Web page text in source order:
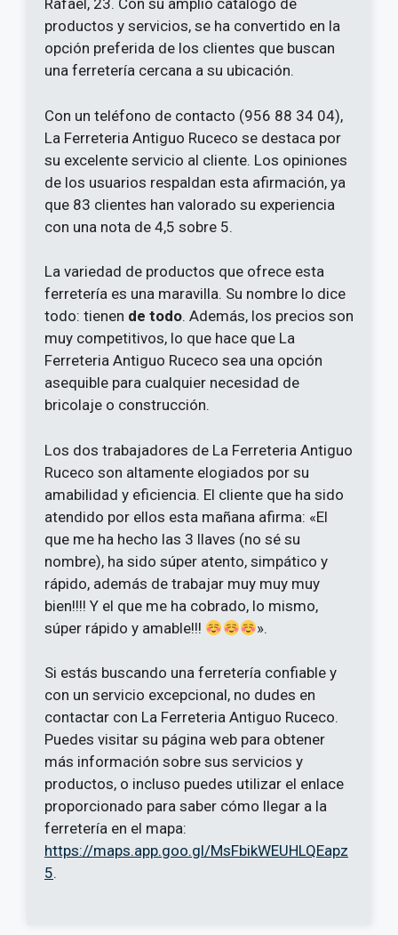
Rafael, 23. Con su amplio catálogo de
productos y servicios, se ha convertido en la
opción preferida de los clientes que buscan
una ferretería cercana a su ubicación.
Con un teléfono de contacto (956 88 34 04),
La Ferreteria Antiguo Ruceco se destaca por
su excelente servicio al cliente. Los opiniones
de los usuarios respaldan esta afirmación, ya
que 83 clientes han valorado su experiencia
con una nota de 4,5 sobre 5.
La variedad de productos que ofrece esta
ferretería es una maravilla. Su nombre lo dice
todo: tienen de todo. Además, los precios son
muy competitivos, lo que hace que La
Ferreteria Antiguo Ruceco sea una opción
asequible para cualquier necesidad de
bricolaje o construcción.
Los dos trabajadores de La Ferreteria Antiguo
Ruceco son altamente elogiados por su
amabilidad y eficiencia. El cliente que ha sido
atendido por ellos esta mañana afirma: «El
que me ha hecho las 3 llaves (no sé su
nombre), ha sido súper atento, simpático y
rápido, además de trabajar muy muy muy
bien!!!! Y el que me ha cobrado, lo mismo,
súper rápido y amable!!!
».
Si estás buscando una ferretería confiable y
con un servicio excepcional, no dudes en
contactar con La Ferreteria Antiguo Ruceco.
Puedes visitar su página web para obtener
más información sobre sus servicios y
productos, o incluso puedes utilizar el enlace
proporcionado para saber cómo llegar a la
ferretería en el mapa:
https://maps.app.goo.gl/MsFbikWEUHLQEapz
5.